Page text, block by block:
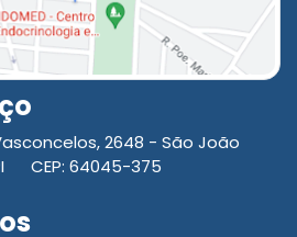
2648 - São João
CEP: 64045-375